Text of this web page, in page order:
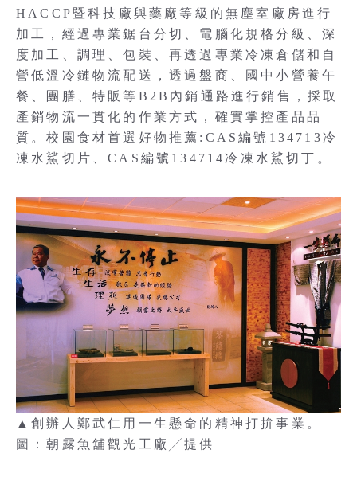
HACCP暨科技廠與藥廠等級的無塵室廠房進行
加工，經過專業鋸台分切、電腦化規格分級、深
度加工、調理、包裝、再透過專業冷凍倉儲和自
營低溫冷鏈物流配送，透過盤商、國中小營養午
餐、團膳、特販等B2B內銷通路進行銷售，採取
產銷物流一貫化的作業方式，確實掌控產品品
質。校園食材首選好物推薦:CAS編號134713冷
凍水鯊切片、CAS編號134714冷凍水鯊切丁。
▲創辦人鄭武仁用一生懸命的精神打拚事業。
圖：朝露魚舖觀光工廠╱提供